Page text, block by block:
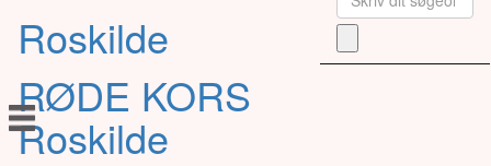
Roskilde
RØDE KORS
Roskilde